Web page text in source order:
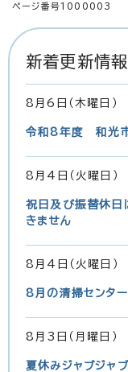
ページ番号1000003
新着更新情報
8月6日（木曜日）
令和8年度 和光
8月4日（火曜日）
祝日及び振替休日
きません
8月4日（火曜日）
8月の清掃センタ
8月3日（月曜日）
夏休みジャブジャ